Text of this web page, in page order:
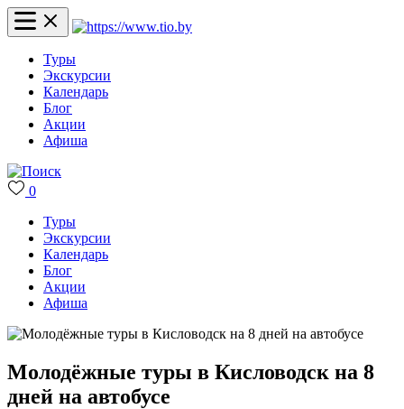
Туры
Экскурсии
Календарь
Блог
Акции
Афиша
0
Туры
Экскурсии
Календарь
Блог
Акции
Афиша
Молодёжные туры в Кисловодск на 8
дней на автобусе